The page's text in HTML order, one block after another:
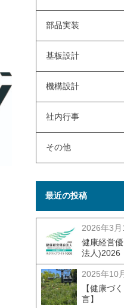
部品実装
基板設計
機構設計
社内行事
その他
最近の投稿
健康経営
法人)2026
ト1000
2026年3月
【健康づ
言】
2025年10